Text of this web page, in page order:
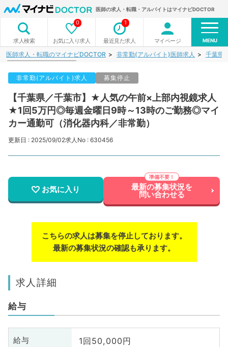
医師の求人・転職・アルバイトはマイナビDOCTOR
求人検索 お気に入り求人
0
最近見た求人
1
マイページ MENU
医師求人・転職のマイナビDOCTOR 非常勤(アルバイト)医師求人 千葉県
非常勤(アルバイト)求人 募集停止
【千葉県／千葉市】★人気の午前×上部内視鏡求人
★1回5万円◎毎週金曜日9時～13時のご勤務◎マイ
カー通勤可（消化器内科／非常勤）
更新日 : 2025/09/02求人No : 630456
お気に入り 最新の募集状況を
問い合わせる
こちらの求人は募集を停止しております。
最新の募集状況の確認も承ります。
求人詳細
給与
給与 1回50,000円